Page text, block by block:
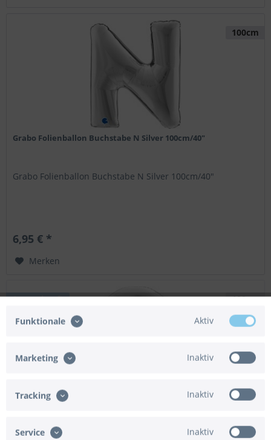
100cm
Grabo Folienballon Buchstabe N Silver 100cm/40"
Grabo Folienballon Buchstabe N Silver 100cm/40"
6,95 € *
Merken
Ausverkauft 100cm
Grabo Folienballon Buchstabe O Silver 100cm/40"
Funktionale Aktiv
Marketing Inaktiv
Tracking Inaktiv
Service Inaktiv